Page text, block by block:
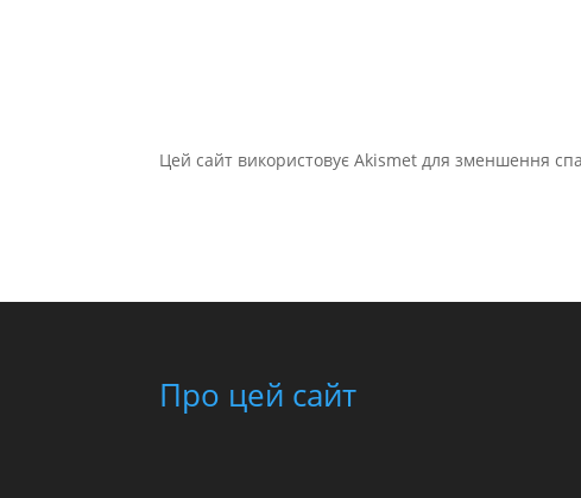
Цей сайт використовує Akismet для зменшення
Про цей сайт